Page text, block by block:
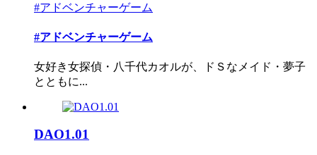
#アドベンチャーゲーム
#アドベンチャーゲーム
女好き女探偵・八千代カオルが、ドＳなメイド・夢子
とともに...
DAO1.01